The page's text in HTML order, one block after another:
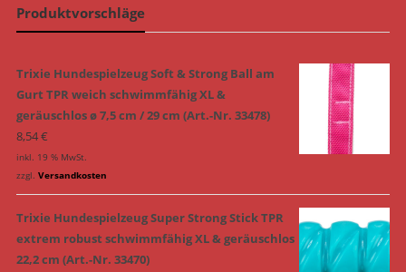
Produktvorschläge
Trixie Hundespielzeug Soft & Strong Ball am
Gurt TPR weich schwimmfähig XL &
geräuschlos ø 7,5 cm / 29 cm (Art.-Nr. 33478)
8,54€
inkl. 19 % MwSt.
zzgl. Versandkosten
Trixie Hundespielzeug Super Strong Stick TPR
extrem robust schwimmfähig XL & geräuschlos
22,2 cm (Art.-Nr. 33470)